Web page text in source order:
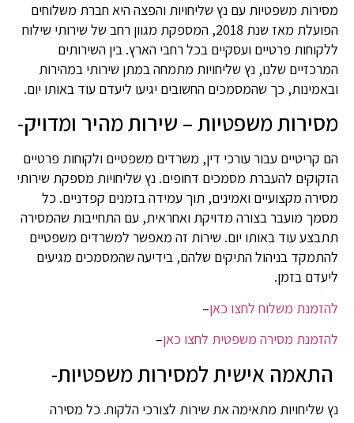
מסירות משפטיות עם נץ שליחויות והפצה היא חברת משלוחים
הפועלת מאז שנת 2018, המספקת מגוון רחב של שירותי שילוח
ללקוחות פרטיים ועסקיים בכל רחבי הארץ. בין השירותים
המרכזיים שלנו, נץ שליחויות מתמחה במתן שירותי במהירות
ובאמינות, כך שהמסמכים החשובים יגיעו ליעדם עוד באותו יום.
מסירות משפטיות – שירות מהיר ומדויק-
הם קריטיים עבור עורכי דין, משרדים משפטיים ולקוחות פרטיים
הזקוקים להעברת מסמכים דחופים. נץ שליחויות מספקת שירותי
מסירה מקצועיים ואמינים, תוך עמידה בזמנים קפדניים. כל
מסמך מועבר בצורה מדויקת ואחראית, עם התחייבות שהמסירה
תתבצע עוד באותו יום. שירות זה מאפשר למשרדים משפטיים
להתמקד בניהול התיקים שלהם, בידיעה שהמסמכים מגיעים
ליעדם בזמן.
להזמנת משלוח לחצו כאן–
להזמנת מסירה משפטית לחצו כאן–
התאמה אישית למסירות משפטיות-
נץ שליחויות מתאימה את שירות לצורכי הלקוח. כל מסירה